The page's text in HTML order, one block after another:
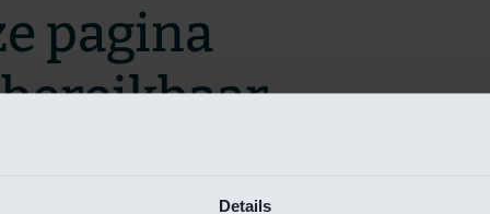
Details
pagina
zo snel mogelijk te verhelpen.